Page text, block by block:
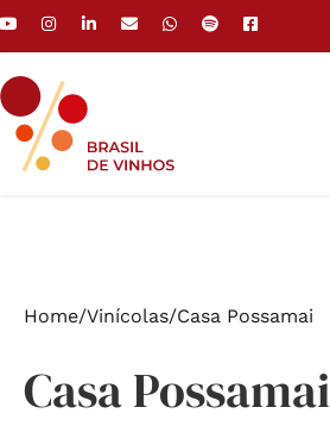
Home/Vinícolas/Casa Possamai
Casa Possamai